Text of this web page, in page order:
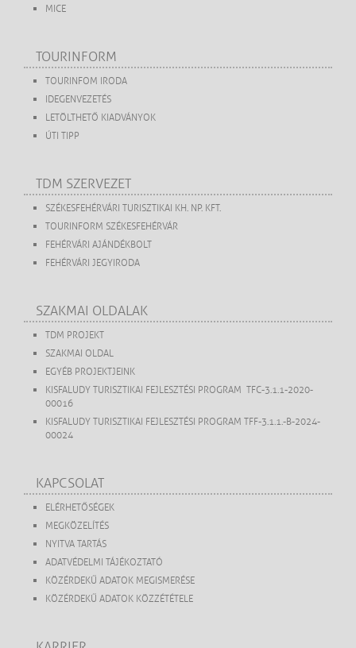
MICE
TOURINFORM
TOURINFOM IRODA
IDEGENVEZETÉS
LETÖLTHETŐ KIADVÁNYOK
ÚTI TIPP
TDM SZERVEZET
SZÉKESFEHÉRVÁRI TURISZTIKAI KH. NP. KFT.
TOURINFORM SZÉKESFEHÉRVÁR
FEHÉRVÁRI AJÁNDÉKBOLT
FEHÉRVÁRI JEGYIRODA
SZAKMAI OLDALAK
TDM PROJEKT
SZAKMAI OLDAL
EGYÉB PROJEKTJEINK
KISFALUDY TURISZTIKAI FEJLESZTÉSI PROGRAM TFC-3.1.1-2020-
00016
KISFALUDY TURISZTIKAI FEJLESZTÉSI PROGRAM TFF-3.1.1.-B-2024-
00024
KAPCSOLAT
ELÉRHETŐSÉGEK
MEGKÖZELÍTÉS
NYITVA TARTÁS
ADATVÉDELMI TÁJÉKOZTATÓ
KÖZÉRDEKŰ ADATOK MEGISMERÉSE
KÖZÉRDEKŰ ADATOK KÖZZÉTÉTELE